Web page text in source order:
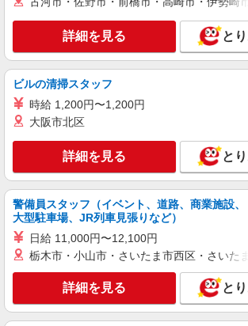
38,500円 〜 51,800円（20時
当は時間外労働の有無にかか
として支給し、 相当時間を超
定通り追加で支給します。固
給に応じ設定します 試用期
能力による 【試用期間】月給 290000 円 〜
390000 円
■ソフトバンク晴海トリト
晴海1丁目 8‐16 晴海トリト
正社員
ソフトバンク晴海トリトン店
ソフトバンクショップの携
月給 231,000円 〜
30,700円 〜 51,800円（20時
当は時間外労働の有無にかか
として支給し、 相当時間を超
定通り追加で支給します。固
給に応じ設定します 試用期間
能力による 【試用期間】月給 231000 円 〜
390000 円
■ソフトバンク晴海トリト
晴海1丁目 8‐16 晴海トリト
キープ 詳
株式会社日本パーソナルビジネス 首都圏支社（
楽天モバイル／銀座店／未
詳細を見る と
ビルの清掃スタッフ
時給 1,200円〜1,200円
大阪市北区
詳細を見る と
警備員スタッフ（イベント、道路、商業施設、
大型駐車場、JR列車見張りなど）
日給 11,000円〜12,100円
栃木市・小山市・さいたま市西区・さいた
詳細を見る と